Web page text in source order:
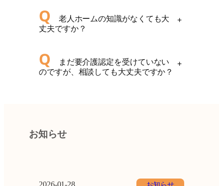
Q 老人ホームの知識がなくても大
丈夫ですか？
+
Q まだ要介護認定を受けていない
のですが、相談しても大丈夫ですか？
+
お知らせ